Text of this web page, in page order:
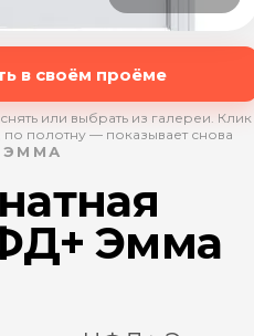
в своём проёме
или выбрать из галереи. Клик
полотну — показывает снова
ЭММА
Эмма